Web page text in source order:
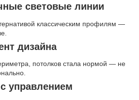
световые линии
классическим профилям —
дизайна
потолков стала нормой — не
управлением